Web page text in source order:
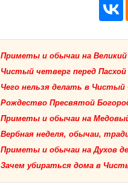
Приметы и обычаи на
Чистый четверг перед Пасхой
Чего нельзя делать в Чистый
Рождество Пресвятой
Приметы и обычаи на
Вербная неделя, обычаи,
Приметы и обычаи на Духов
Зачем убираться дома в